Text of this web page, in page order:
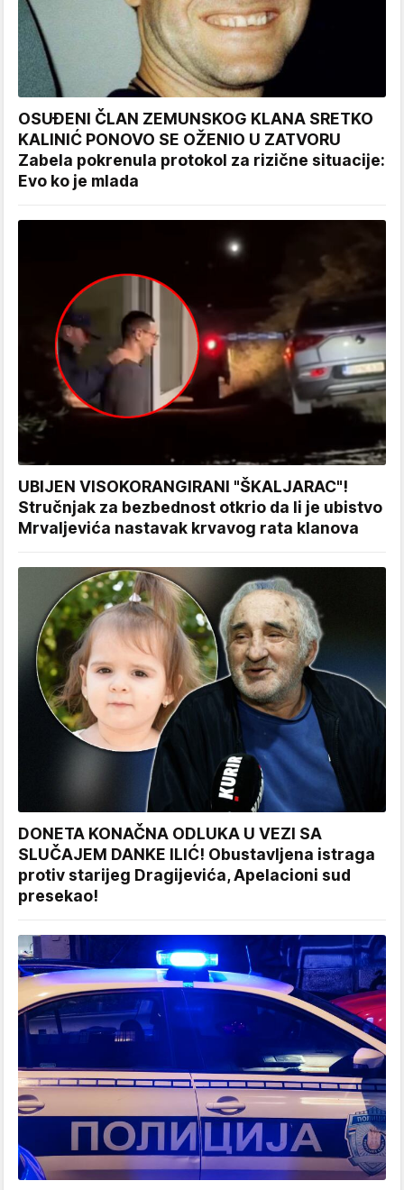
OSUĐENI ČLAN ZEMUNSKOG KLANA SRETKO
KALINIĆ PONOVO SE OŽENIO U ZATVORU
Zabela pokrenula protokol za rizične situacije:
Evo ko je mlada
UBIJEN VISOKORANGIRANI "ŠKALJARAC"!
Stručnjak za bezbednost otkrio da li je ubistvo
Mrvaljevića nastavak krvavog rata klanova
DONETA KONAČNA ODLUKA U VEZI SA
SLUČAJEM DANKE ILIĆ! Obustavljena istraga
protiv starijeg Dragijevića, Apelacioni sud
presekao!